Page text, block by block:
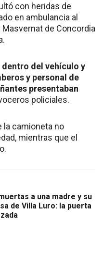
con heridas de
en ambulancia al
de Concordia
del vehículo y
y personal de
presentaban
policiales.
la camioneta no
mientras que el
a una madre y su
de Villa Luro: la puerta